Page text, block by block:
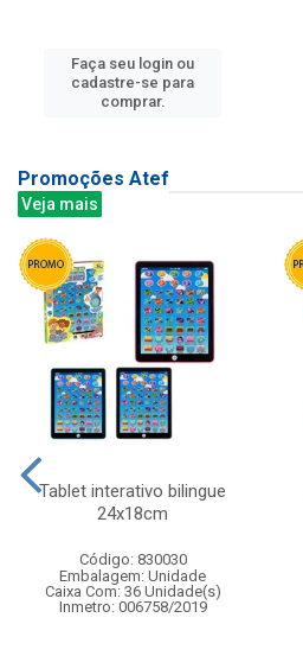
Faça seu login ou
cadastre-se para
comprar.
Promoções Atef
Veja mais
Tablet interativo bilingue
24x18cm
Código: 830030
Embalagem: Unidade
Caixa Com: 36 Unidade(s)
Inmetro: 006758/2019